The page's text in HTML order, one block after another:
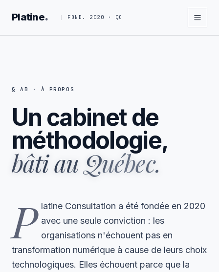
Platine. FOND. 2020 · QC
§ AB · À PROPOS
Un cabinet de
méthodologie,
bâti au Québec.
P
latine Consultation a été fondée en 2020
avec une seule conviction : les
organisations n'échouent pas en
transformation numérique à cause de leurs choix
technologiques. Elles échouent parce que la